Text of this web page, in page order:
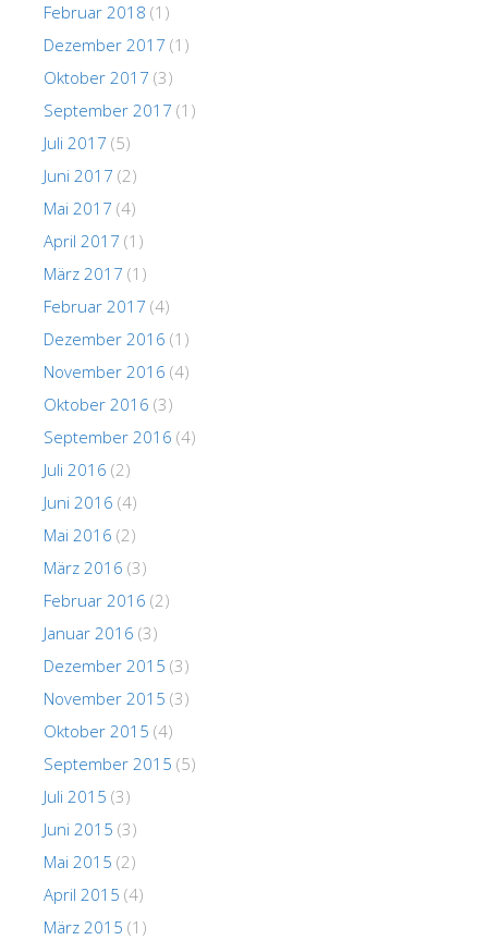
Februar 2018 (1)
Dezember 2017 (1)
Oktober 2017 (3)
September 2017 (1)
Juli 2017 (5)
Juni 2017 (2)
Mai 2017 (4)
April 2017 (1)
März 2017 (1)
Februar 2017 (4)
Dezember 2016 (1)
November 2016 (4)
Oktober 2016 (3)
September 2016 (4)
Juli 2016 (2)
Juni 2016 (4)
Mai 2016 (2)
März 2016 (3)
Februar 2016 (2)
Januar 2016 (3)
Dezember 2015 (3)
November 2015 (3)
Oktober 2015 (4)
September 2015 (5)
Juli 2015 (3)
Juni 2015 (3)
Mai 2015 (2)
April 2015 (4)
März 2015 (1)